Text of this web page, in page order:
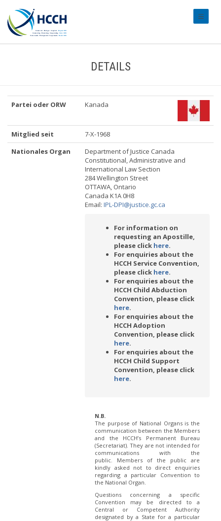
DETAILS
Partei oder ORW Kanada
Mitglied seit
7-X-1968
Nationales Organ
Department of Justice Canada
Constitutional, Administrative and
International Law Section
284 Wellington Street
OTTAWA, Ontario
Canada K1A 0H8
Email: IPL-DPI@justice.gc.ca
For information on
requesting an Apostille,
please click here.
For enquiries about the
HCCH Service Convention,
please click here.
For enquiries about the
HCCH Child Abduction
Convention, please click
here.
For enquiries about the
HCCH Adoption
Convention, please click
here.
For enquiries about the
HCCH Child Support
Convention, please click
here.
N.B.
The purpose of National Organs is the
communication between the Members
and the HCCH’s Permanent Bureau
(Secretariat). They are not intended for
communications with the
public. Members of the public are
kindly asked not to direct enquiries
regarding a particular Convention to
the National Organ.
Questions concerning a specific
Convention may be directed to a
Central or Competent Authority
designated by a State for a particular